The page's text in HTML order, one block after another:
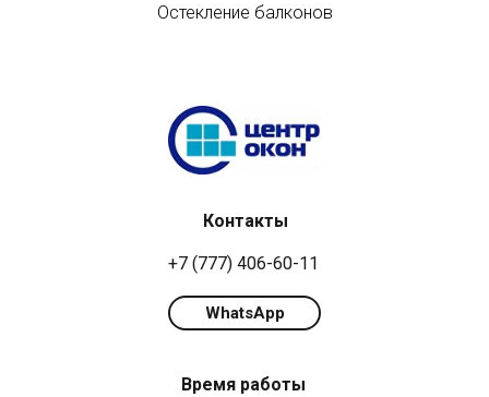
Остекление балконов
+7 (777) 406-60-11
Время работы
Контакты
WhatsApp